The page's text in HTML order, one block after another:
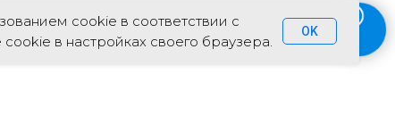
cookie в соответствии с
в настройках своего браузера.
OK